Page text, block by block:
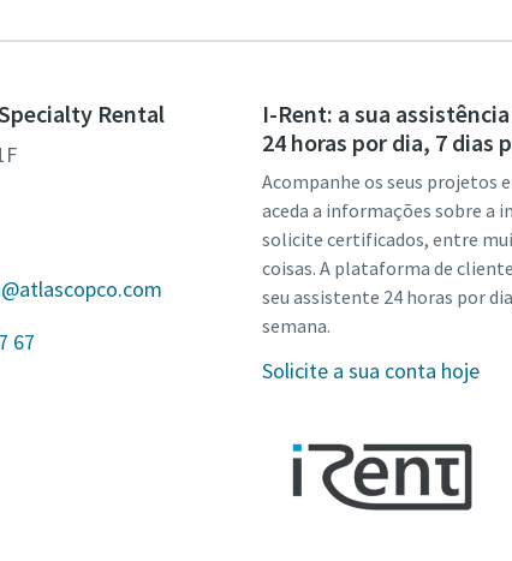
Rental
67
I-Rent: a sua
24 horas por dia, 7 dias
Acompanhe os seus projetos
aceda a informações sobre a
solicite certificados, entre
coisas. A plataforma de
seu assistente 24 horas por
semana.
Solicite a sua conta hoje